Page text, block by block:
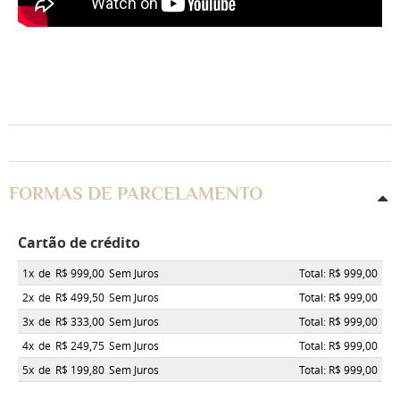
FORMAS DE PARCELAMENTO
Cartão de crédito
1x de R$ 999,00 Sem Juros
Total: R$ 999,00
2x de R$ 499,50 Sem Juros
Total: R$ 999,00
3x de R$ 333,00 Sem Juros
Total: R$ 999,00
4x de R$ 249,75 Sem Juros
Total: R$ 999,00
5x de R$ 199,80 Sem Juros Total: R$ 999,00